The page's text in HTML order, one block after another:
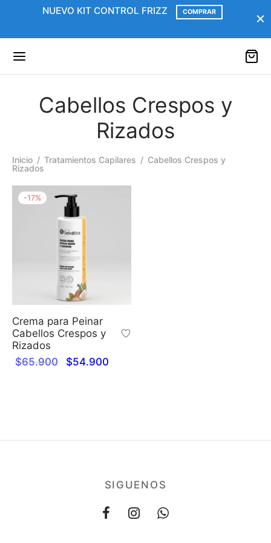
NUEVO KIT CONTROL FRIZZ COMPRAR
Cabellos Crespos y
Rizados
Inicio / Tratamientos Capilares / Cabellos Crespos y
Rizados
-17%
Crema para Peinar
Cabellos Crespos y
Rizados
$65.900
Original
$54.900
SIGUENOS